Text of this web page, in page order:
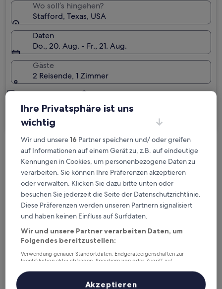
Wo soll’s hingehen?
Stafford, Texas, USA
Daten
Do., 20. Aug. - Fr., 21. Aug.
Gäste
2 Reisende, 1 Zimmer
Ich reise geschäftlich
Kostenlose Stornierung bei
Planänderungen
Verdiene Prämien für jede
wahrgenommene Übernachtung
Mehr sparen mit Preisen für Mitglieder
Überprüfe die Preise für diese Daten
Ihre Privatsphäre ist uns
wichtig
Wir und unsere16 Partner speichern und/ oder greifen
auf Informationen auf einem Gerät zu, z.B. auf eindeutige
Kennungen in Cookies, um personenbezogene Daten zu
verarbeiten. Sie können Ihre Präferenzen akzeptieren
oder verwalten. Klicken Sie dazu bitte unten oder
besuchen Sie jederzeit die Seite der Datenschutzrichtlinie.
Diese Präferenzen werden unseren Partnern signalisiert
und haben keinen Einfluss auf Surfdaten.
Wir und unsere Partner verarbeiten Daten, um
Folgendes bereitzustellen:
Verwendung genauer Standortdaten. Endgeräteeigenschaften zur
Identifikation aktiv abfragen. Speichern von oder Zugriff auf
Inhalte, Messung von Werbeleistung und der Performance von Inhalten,
Zielgruppenforschung sowie Entwicklung und Verbesserung von
Akzeptieren